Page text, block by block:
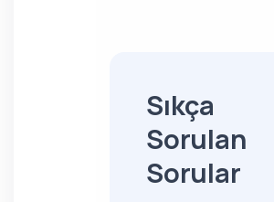
Sıkça
Sorulan
Sorular